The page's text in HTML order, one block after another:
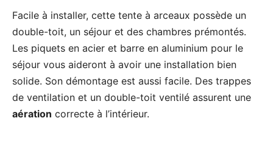
Facile à installer, cette tente à arceaux possède un
double-toit, un séjour et des chambres prémontés.
Les piquets en acier et barre en aluminium pour le
séjour vous aideront à avoir une installation bien
solide. Son démontage est aussi facile. Des trappes
de ventilation et un double-toit ventilé assurent une
aération correcte à l’intérieur.